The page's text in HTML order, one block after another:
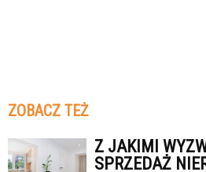
ZOBACZ TEŻ
Z JAKIMI
SPRZEDAŻ